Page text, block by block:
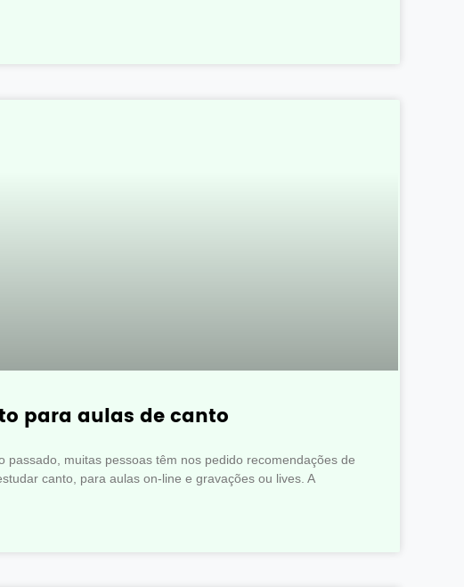
para aulas de canto
passado, muitas pessoas têm nos pedido recomendações de
canto, para aulas on-line e gravações ou lives. A